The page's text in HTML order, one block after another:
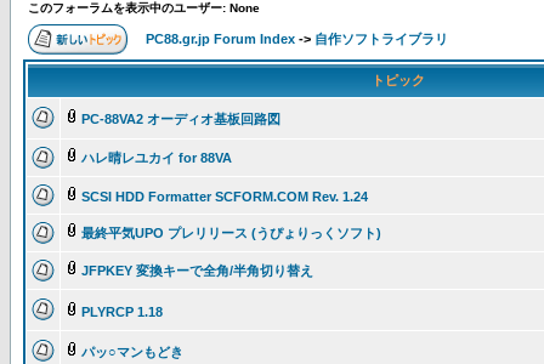
このフォーラムを表示中のユーザー: None
PC88.gr.jp Forum Index -> 自作ソフトライブラリ
トピック
PC-88VA2 オーディオ基板回路図
ハレ晴レユカイ for 88VA
SCSI HDD Formatter SCFORM.COM Rev. 1.24
最終平気UPO プレリリース (うぴょりっくソフト)
JFPKEY 変換キーで全角/半角切り替え
PLYRCP 1.18
パッ○マンもどき